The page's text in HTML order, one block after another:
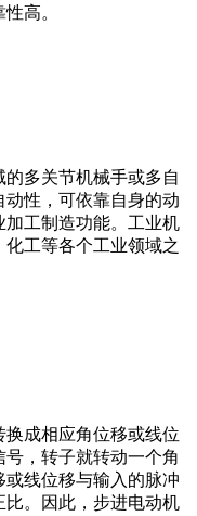
高。
多关节机械手或多自
性，可依靠自身的动
加工制造功能。工业机
工等各个工业领域之
成相应角位移或线位
，转子就转动一个角
线位移与输入的脉冲
。因此，步进电动机